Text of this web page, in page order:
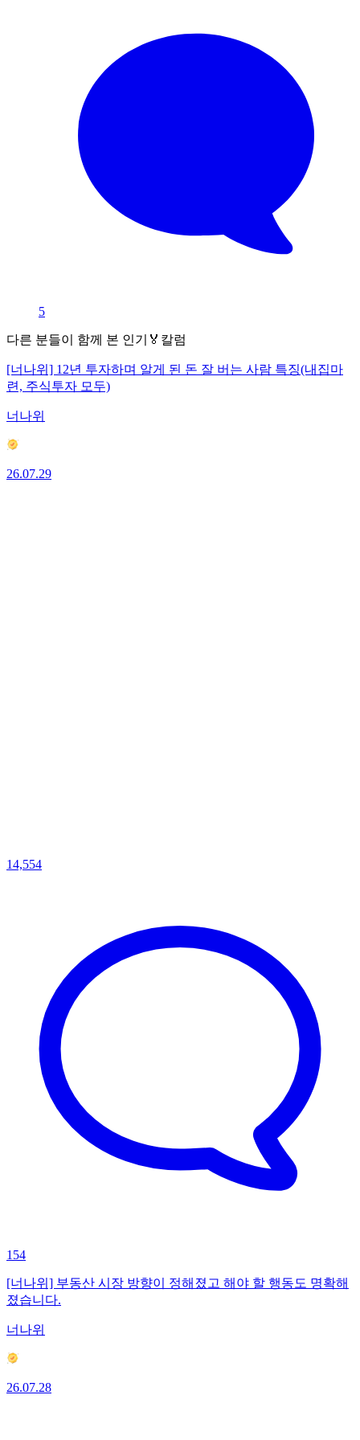
5
다른 분들이 함께 본 인기🏅칼럼
[너나위] 12년 투자하며 알게 된 돈 잘 버는 사람 특징(내집마
련, 주식투자 모두)
너나위
26.07.29
14,554
154
[너나위] 부동산 시장 방향이 정해졌고 해야 할 행동도 명확해
졌습니다.
너나위
26.07.28